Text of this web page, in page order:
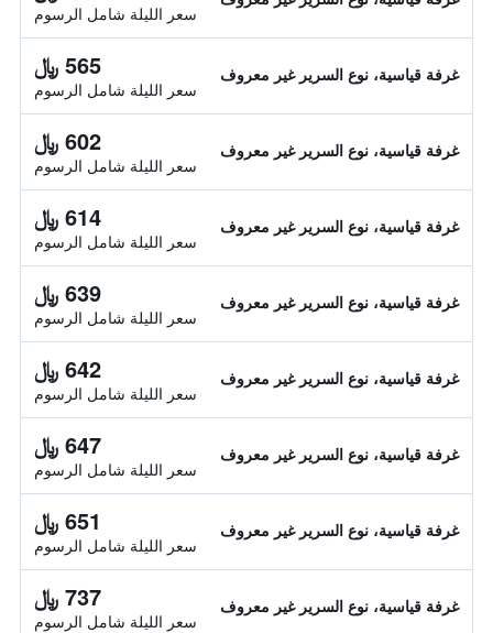
سعر الليلة شامل الرسوم
غرفة قياسية، نوع السرير غير معروف 565 ﷼
سعر الليلة شامل الرسوم
غرفة قياسية، نوع السرير غير معروف 602 ﷼
سعر الليلة شامل الرسوم
غرفة قياسية، نوع السرير غير معروف 614 ﷼
سعر الليلة شامل الرسوم
غرفة قياسية، نوع السرير غير معروف 639 ﷼
سعر الليلة شامل الرسوم
غرفة قياسية، نوع السرير غير معروف 642 ﷼
سعر الليلة شامل الرسوم
غرفة قياسية، نوع السرير غير معروف 647 ﷼
سعر الليلة شامل الرسوم
غرفة قياسية، نوع السرير غير معروف 651 ﷼
سعر الليلة شامل الرسوم
غرفة قياسية، نوع السرير غير معروف 737 ﷼
سعر الليلة شامل الرسوم